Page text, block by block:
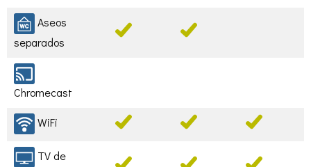
Aseos
separados
Chromecast
WiFi
TV de